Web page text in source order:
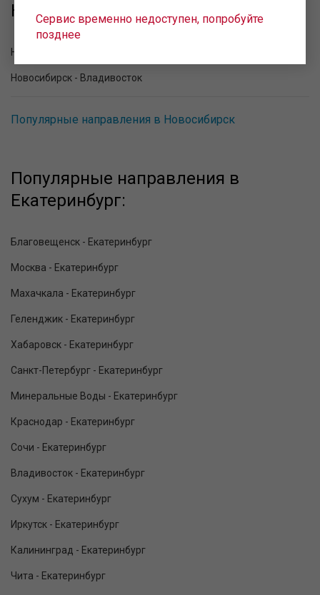
Новосибирска:
Новосибирск - Москва
Новосибирск - Владивосток
Популярные направления в Новосибирск
Популярные направления в
Екатеринбург:
Благовещенск - Екатеринбург
Москва - Екатеринбург
Махачкала - Екатеринбург
Геленджик - Екатеринбург
Хабаровск - Екатеринбург
Санкт-Петербург - Екатеринбург
Минеральные Воды - Екатеринбург
Краснодар - Екатеринбург
Сочи - Екатеринбург
Владивосток - Екатеринбург
Сухум - Екатеринбург
Иркутск - Екатеринбург
Калининград - Екатеринбург
Чита - Екатеринбург
Сервис временно недоступен, попробуйте
позднее